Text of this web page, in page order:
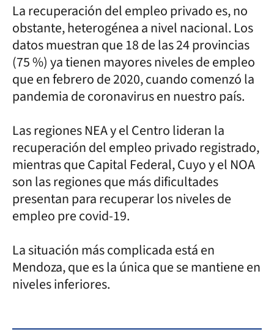
La recuperación del empleo privado es, no
obstante, heterogénea a nivel nacional. Los
datos muestran que 18 de las 24 provincias
(75 %) ya tienen mayores niveles de empleo
que en febrero de 2020, cuando comenzó la
pandemia de coronavirus en nuestro país.
Las regiones NEA y el Centro lideran la
recuperación del empleo privado registrado,
mientras que Capital Federal, Cuyo y el NOA
son las regiones que más dificultades
presentan para recuperar los niveles de
empleo pre covid-19.
La situación más complicada está en
Mendoza, que es la única que se mantiene en
niveles inferiores.